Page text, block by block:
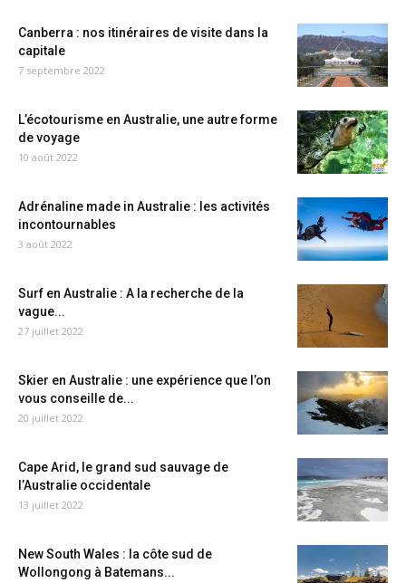
Canberra : nos itinéraires de visite dans la
capitale
7 septembre 2022
L’écotourisme en Australie, une autre forme
de voyage
10 août 2022
Adrénaline made in Australie : les activités
incontournables
3 août 2022
Surf en Australie : A la recherche de la
vague...
27 juillet 2022
Skier en Australie : une expérience que l’on
vous conseille de...
20 juillet 2022
Cape Arid, le grand sud sauvage de
l’Australie occidentale
13 juillet 2022
New South Wales : la côte sud de
Wollongong à Batemans...